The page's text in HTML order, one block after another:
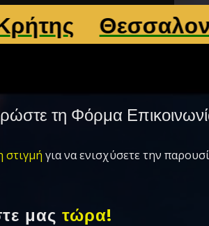
Θεσσαλονίκη
τη Φόρμα
στιγμή για να ενισχύσετε την
μας τώρα!